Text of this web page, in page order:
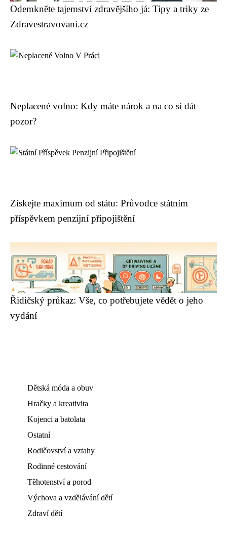
Odemkněte tajemství zdravějšího já: Tipy a triky ze
Zdravestravovani.cz
Neplacené volno: Kdy máte nárok a na co si dát
pozor?
Získejte maximum od státu: Průvodce státním
příspěvkem penzijní připojištění
Řidičský průkaz: Vše, co potřebujete vědět o jeho
vydání
Dětská móda a obuv
Hračky a kreativita
Kojenci a batolata
Ostatní
Rodičovství a vztahy
Rodinné cestování
Těhotenství a porod
Výchova a vzdělávání dětí
Zdraví dětí